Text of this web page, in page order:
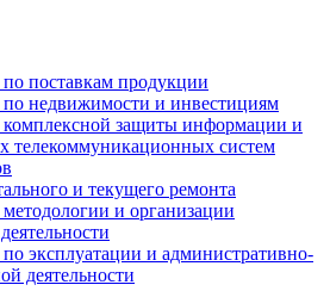
поставкам продукции
по недвижимости и инвестициям
комплексной защиты информации и
телекоммуникационных систем
и текущего ремонта
и организации
эксплуатации и административно-
деятельности